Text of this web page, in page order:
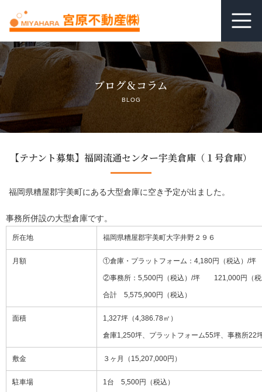
ホーム
借りる
よくあるご質問
居抜き物件 無料査定
ブログ＆コラム
BLOG
【テナント募集】福岡流通センター宇美倉庫（１号倉庫）
福岡県糟屋郡宇美町にある大型倉庫に空き予定が出ました。
事務所併設の大型倉庫です。
所在地 福岡県糟屋郡宇美町大字井野２９６
月額 ①倉庫・プラットフォーム：4,180円（税込）/
②事務所：5,500円（税込）/坪 121,000円（税
合計 5,575,900円（税込）
面積 1,327坪（4,386.78㎡）
倉庫1,250坪、プラットフォーム55坪、事務所22
敷金 ３ヶ月（15,207,000円）
駐車場 1台 5,500円（税込）